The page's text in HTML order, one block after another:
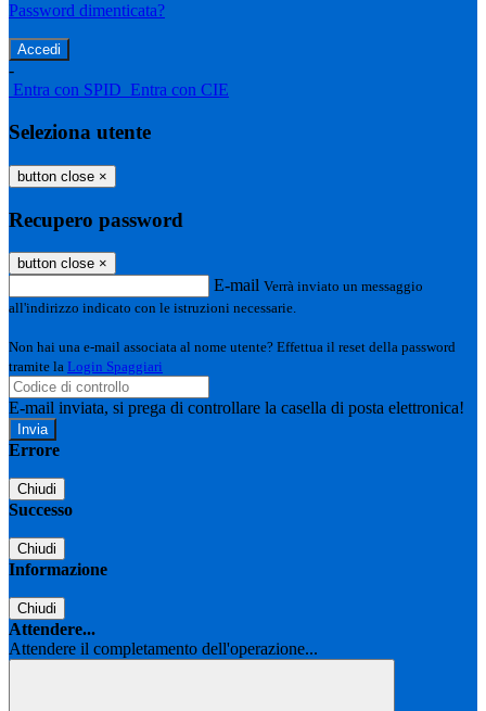
Password dimenticata?
-
Entra con SPID Entra con CIE
Seleziona utente
button close ×
Recupero password
button close ×
E-mail Verrà inviato un messaggio
all'indirizzo indicato con le istruzioni necessarie.
Non hai una e-mail associata al nome utente? Effettua il reset della password
tramite la Login Spaggiari
E-mail inviata, si prega di controllare la casella di posta elettronica!
Errore
Chiudi
Successo
Chiudi
Informazione
Chiudi
Attendere...
Attendere il completamento dell'operazione...